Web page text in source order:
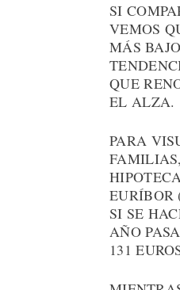
SI
VEMOS
MÁS
QUE
EL ALZA.
PARA
EURÍBOR
SI SE
AÑO
131